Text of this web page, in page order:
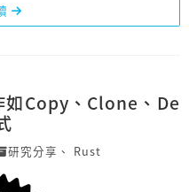
Copy、Clone、De
研究分享 、 Rust